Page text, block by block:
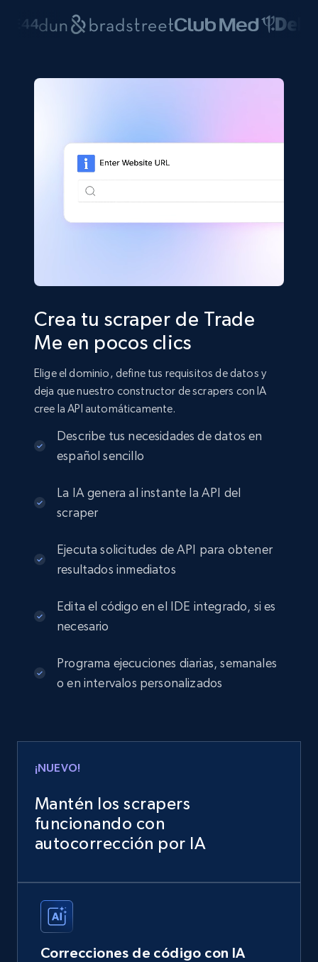
Crea tu scraper de Trade
Me en pocos clics
Elige el dominio, define tus requisitos de datos y
deja que nuestro constructor de scrapers con IA
cree la API automáticamente.
Describe tus necesidades de datos en
español sencillo
La IA genera al instante la API del
scraper
Ejecuta solicitudes de API para obtener
resultados inmediatos
Edita el código en el IDE integrado, si es
necesario
Programa ejecuciones diarias, semanales
o en intervalos personalizados
¡NUEVO!
Mantén los scrapers
funcionando con
autocorrección por IA
Correcciones de código con IA